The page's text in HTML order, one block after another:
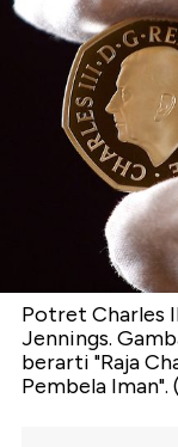
Potret Charles
Jennings.
berarti "Raja
Pembela